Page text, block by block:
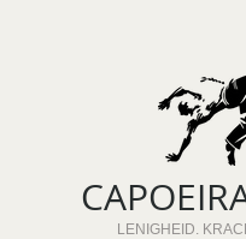
LENIGHEID.